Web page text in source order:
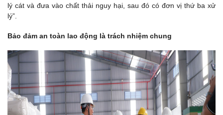
lý cát và đưa vào chất thải nguy hại, sau đó có đơn vị thứ ba xử
lý”.
Bảo đảm an toàn lao động là trách nhiệm chung